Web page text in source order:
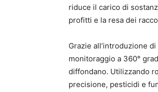
riduce il carico di
profitti e la resa dei
Grazie all’introduzione
monitoraggio a 360°
diffondano. Utilizzando
precisione, pesticidi e